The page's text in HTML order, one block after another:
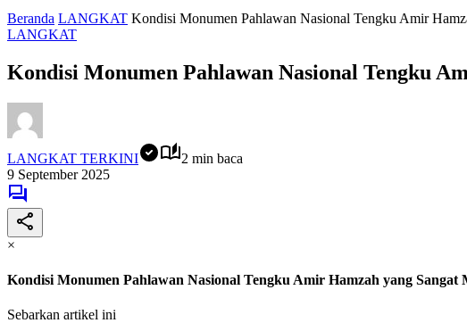
Beranda LANGKAT Kondisi Monumen Pahlawan Nasional Tengku Amir
LANGKAT
Kondisi Monumen Pahlawan Nasional Tengku
LANGKAT TERKINI
2 min baca
9 September 2025
×
Kondisi Monumen Pahlawan Nasional Tengku Amir Hamzah yang Sangat
Sebarkan artikel ini